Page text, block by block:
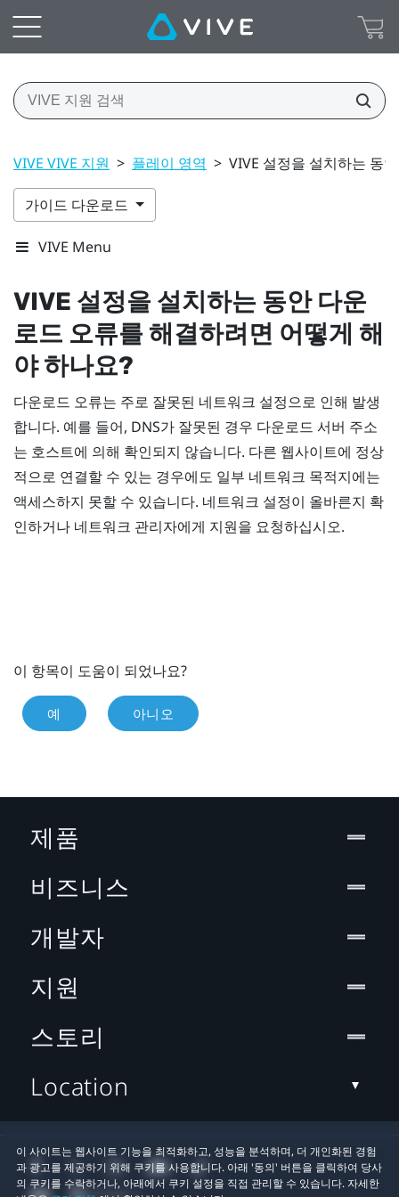
VIVE VIVE 지원 > 플레이 영역 > VIVE 설정을 설치하는 동
가이드 다운로드
VIVE Menu
VIVE 설정을 설치하는 동안 다운
로드 오류를 해결하려면 어떻게 해
야 하나요?
다운로드 오류는 주로 잘못된 네트워크 설정으로 인해 발생
합니다. 예를 들어, DNS가 잘못된 경우 다운로드 서버 주소
는 호스트에 의해 확인되지 않습니다. 다른 웹사이트에 정상
적으로 연결할 수 있는 경우에도 일부 네트워크 목적지에는
액세스하지 못할 수 있습니다. 네트워크 설정이 올바른지 확
인하거나 네트워크 관리자에게 지원을 요청하십시오.
이 항목이 도움이 되었나요?
예 아니오
이 사이트는 웹사이트 기능을 최적화하고, 성능을 분석하며, 더 개인화된 경험
과 광고를 제공하기 위해 쿠키를 사용합니다. 아래 '동의' 버튼을 클릭하여 당사
의 쿠키를 수락하거나, 아래에서 쿠키 설정을 직접 관리할 수 있습니다. 자세한
제품
비즈니스
개발자
지원
스토리
Location